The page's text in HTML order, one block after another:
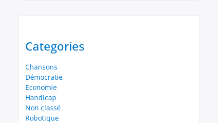
Categories
Chansons
Démocratie
Economie
Handicap
Non classé
Robotique